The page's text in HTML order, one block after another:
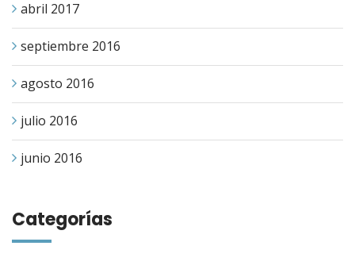
abril 2017
septiembre 2016
agosto 2016
julio 2016
junio 2016
Categorías